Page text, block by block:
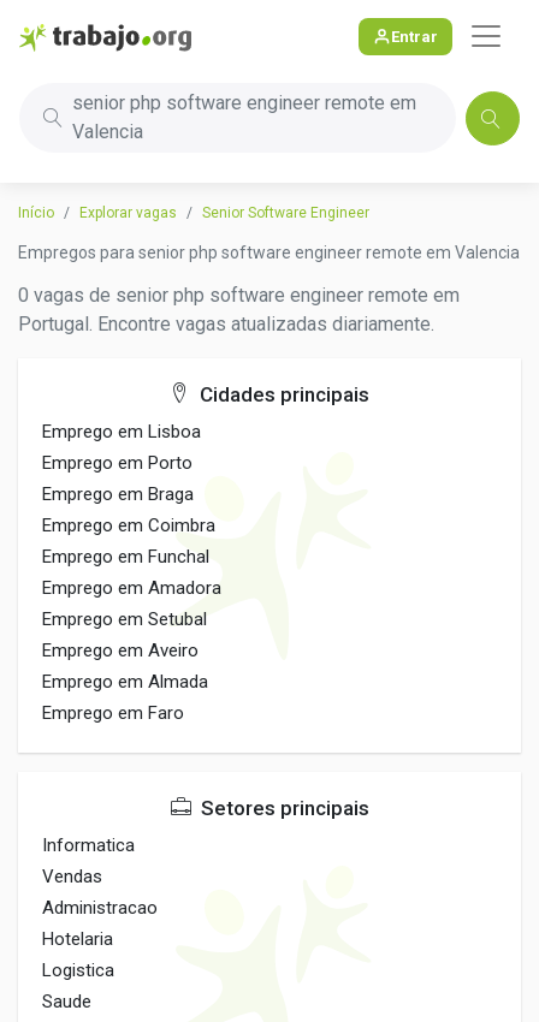
Entrar
senior php software engineer remote em
Valencia
Início Explorar vagas Senior Software Engineer
Empregos para senior php software engineer remote em Valencia
0 vagas de senior php software engineer remote em
Portugal. Encontre vagas atualizadas diariamente.
Cidades principais
Emprego em Lisboa
Emprego em Porto
Emprego em Braga
Emprego em Coimbra
Emprego em Funchal
Emprego em Amadora
Emprego em Setubal
Emprego em Aveiro
Emprego em Almada
Emprego em Faro
Setores principais
Informatica
Vendas
Administracao
Hotelaria
Logistica
Saude